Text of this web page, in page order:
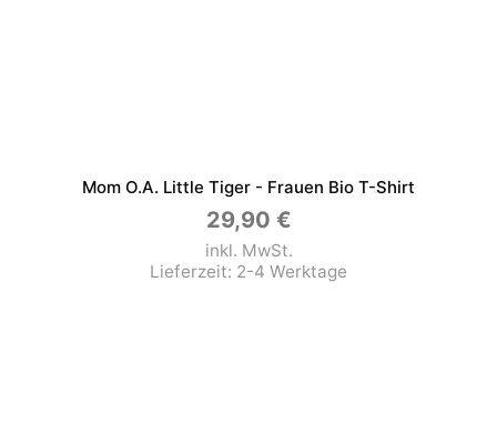
Mom O.a. Little Tiger - Frauen Bio T-Shirt
29,90 €
inkl. MwSt.
Lieferzeit: 2-4 Werktage